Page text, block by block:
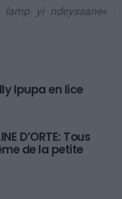
yi ndeyssane« .
Ipupa en lice
D’ORTE: Tous
de la petite